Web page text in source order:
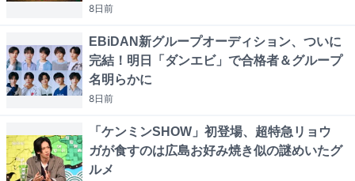
8日前
EBiDAN新グループオーディション、ついに
完結！明日「ダンエビ」で合格者＆グループ
名明らかに
8日前
「ケンミンSHOW」初登場、超特急リョウ
ガが食すのは広島お好み焼き似の謎めいたグ
ルメ